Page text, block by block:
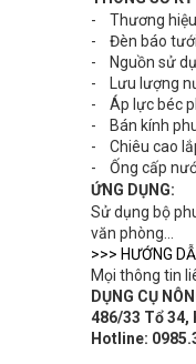
- Thương
- Đèn báo
- Nguồn sử
- Lưu lượng
- Áp lực béc
- Bán kính
- Chiêu cao
- Ống cấp
ỨNG DỤNG:
Sử dụng bộ
văn phòng…
>>> HƯỚNG
Mọi thông tin
DỤNG CỤ
486/33 Tổ 34,
Hotline: